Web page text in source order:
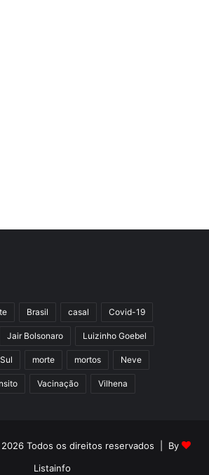
Brasil casal Covid-19
Jair Bolsonaro Luizinho Goebel
morte mortos Neve
Vacinação Vilhena
Todos os direitos reservados | By
Listainfo